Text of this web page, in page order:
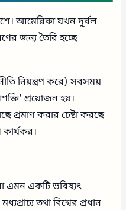
আমেরিকা যখন দুর্বল
জন্য তৈরি হচ্ছে
নিয়ন্ত্রণ করে) সবসময়
প্রয়োজন হয়।
প্রমাণ করার চেষ্টা করছে
এমন একটি ভবিষ্যৎ
তথা বিশ্বের প্রধান